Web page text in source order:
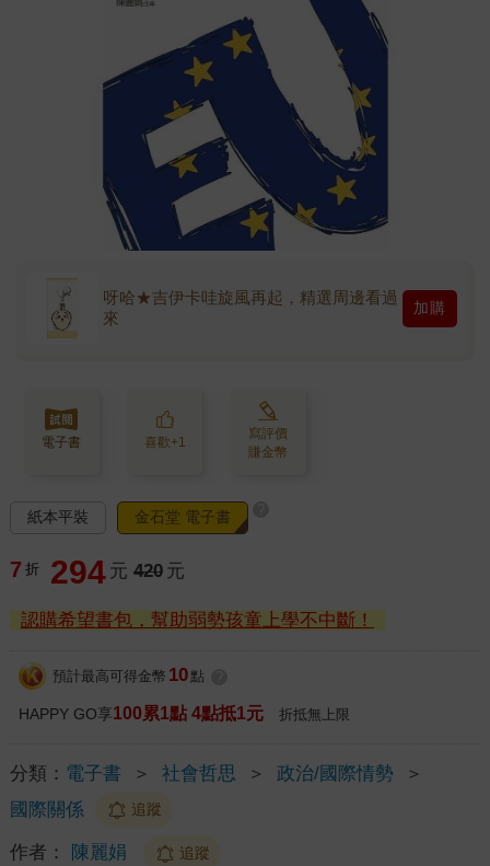
呀哈★吉伊卡哇旋風再起，精選周邊看過
來
加購
電子書 喜歡+1
寫評價
賺金幣
紙本平裝 金石堂 電子書
7 折 294 元 420 元
認購希望書包，幫助弱勢孩童上學不中斷！
預計最高可得金幣 10 點
HAPPY GO享100累1點 4點抵1元 折抵無上限
分類： 電子書 ＞ 社會哲思 ＞ 政治/國際情勢
＞
國際關係
追蹤
作者： 陳麗娟 追蹤